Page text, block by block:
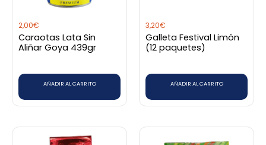
2,00€
Caraotas Lata Sin
Aliñar Goya 439gr
AÑADIR AL CARRITO
3,20€
Galleta Festival Limón
(12 paquetes)
AÑADIR AL CARRITO